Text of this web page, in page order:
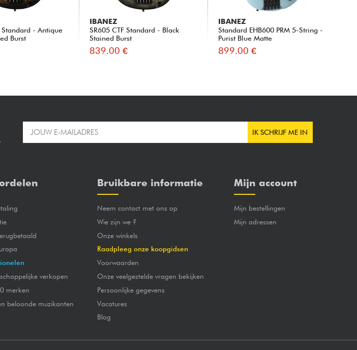
Standard - Antique
Burst
IBANEZ
SR605 CTF Standard - Black
Stained Burst
839.00 €
IBANEZ
Standard EHB600 PRM 5-String -
Purist Blue Matte
899.00 €
IK SCHRIJF ME IN
verkopen
merken
beloonde muzikanten
Bruikbare informatie
Neem contact met ons op
Wie zijn we ?
Onze winkels
Raadpleeg onze koopgidsen
Voorwaarden
Onze veelgestelde vragen bekijken
Persoonlijke gegevens
Vacatures
Blog
Mijn account
Mijn bestellingen
Mijn adressen